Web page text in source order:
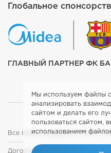
Глобальное
ГЛАВНЫЙ ПАРТНЕР ФК
Все права защищены. 2026.
Договор оферты
Мы используем файлы
анализировать
сайтом и делать его
пользоваться сайтом,
использованием